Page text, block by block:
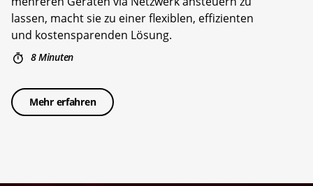
lassen, macht sie zu einer flexiblen, effizienten
und kostensparenden Lösung.
8 Minuten
Mehr erfahren